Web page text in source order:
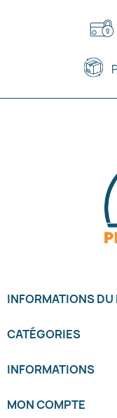
INFORMATIONS
CATÉGORIES
INFORMATIONS
MON COMPTE